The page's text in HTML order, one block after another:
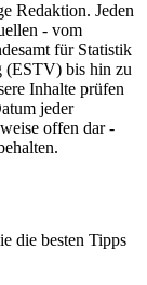
Redaktion. Jeden
- vom
für Statistik
(ESTV) bis hin zu
Inhalte prüfen
jeder
offen dar -
die besten Tipps